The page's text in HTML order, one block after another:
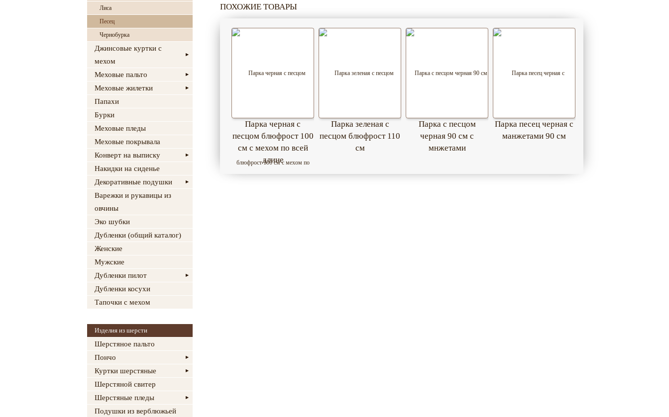
Лиса
Песец
Чернобурка
Джинсовые куртки с
мехом
Меховые пальто
Меховые жилетки
Папахи
Бурки
Меховые пледы
Меховые покрывала
Конверт на выписку
Накидки на сиденье
Декоративные подушки
Варежки и рукавицы из
овчины
Эко шубки
Дубленки (общий каталог)
Женские
Мужские
Дубленки пилот
Дубленки косухи
Тапочки с мехом
Изделия из шерсти
Шерстяное пальто
Пончо
Куртки шерстяные
Шерстяной свитер
Шерстяные пледы
Подушки из верблюжьей
ПОХОЖИЕ ТОВАРЫ
Парка черная с
песцом блюфрост 100
см с мехом по всей
длине
Парка зеленая с
песцом блюфрост 110
см
Парка с песцом
черная 90 см с
мнжетами
Парка песец черная с
манжетами 90 см